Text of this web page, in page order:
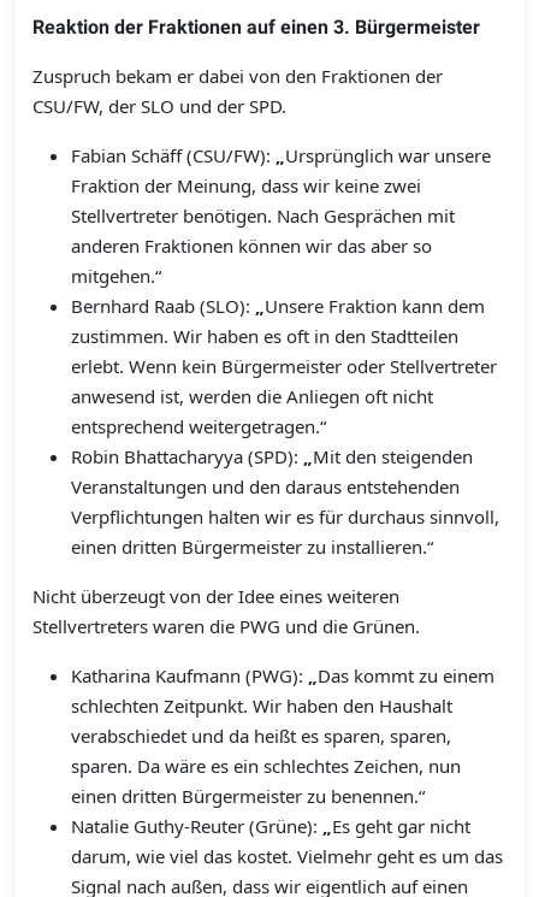
Reaktion der Fraktionen auf einen 3. Bürgermeister
Zuspruch bekam er dabei von den Fraktionen der
CSU/FW, der SLO und der SPD.
Fabian Schäff (CSU/FW): „Ursprünglich war unsere
Fraktion der Meinung, dass wir keine zwei
Stellvertreter benötigen. Nach Gesprächen mit
anderen Fraktionen können wir das aber so
mitgehen.“
Bernhard Raab (SLO): „Unsere Fraktion kann dem
zustimmen. Wir haben es oft in den Stadtteilen
erlebt. Wenn kein Bürgermeister oder Stellvertreter
anwesend ist, werden die Anliegen oft nicht
entsprechend weitergetragen.“
Robin Bhattacharyya (SPD): „Mit den steigenden
Veranstaltungen und den daraus entstehenden
Verpflichtungen halten wir es für durchaus sinnvoll,
einen dritten Bürgermeister zu installieren.“
Nicht überzeugt von der Idee eines weiteren
Stellvertreters waren die PWG und die Grünen.
Katharina Kaufmann (PWG): „Das kommt zu einem
schlechten Zeitpunkt. Wir haben den Haushalt
verabschiedet und da heißt es sparen, sparen,
sparen. Da wäre es ein schlechtes Zeichen, nun
einen dritten Bürgermeister zu benennen.“
Natalie Guthy-Reuter (Grüne): „Es geht gar nicht
darum, wie viel das kostet. Vielmehr geht es um das
Signal nach außen, dass wir eigentlich auf einen